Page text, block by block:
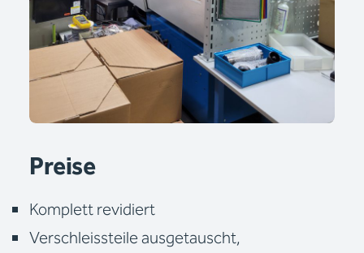
Preise
Komplett revidiert
Verschleissteile ausgetauscht,